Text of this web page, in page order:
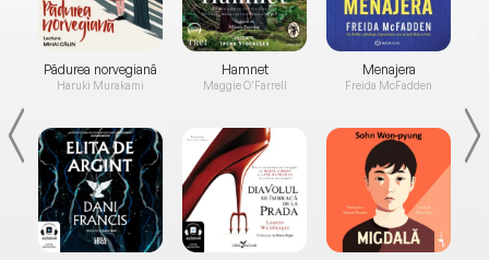
Pădurea norvegiană
Haruki Murakami
Hamnet
Maggie O'Farrell
Menajera
Freida McFadden